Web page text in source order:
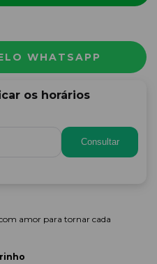
WHATSAPP
os horários
Consultar
amor para tornar cada